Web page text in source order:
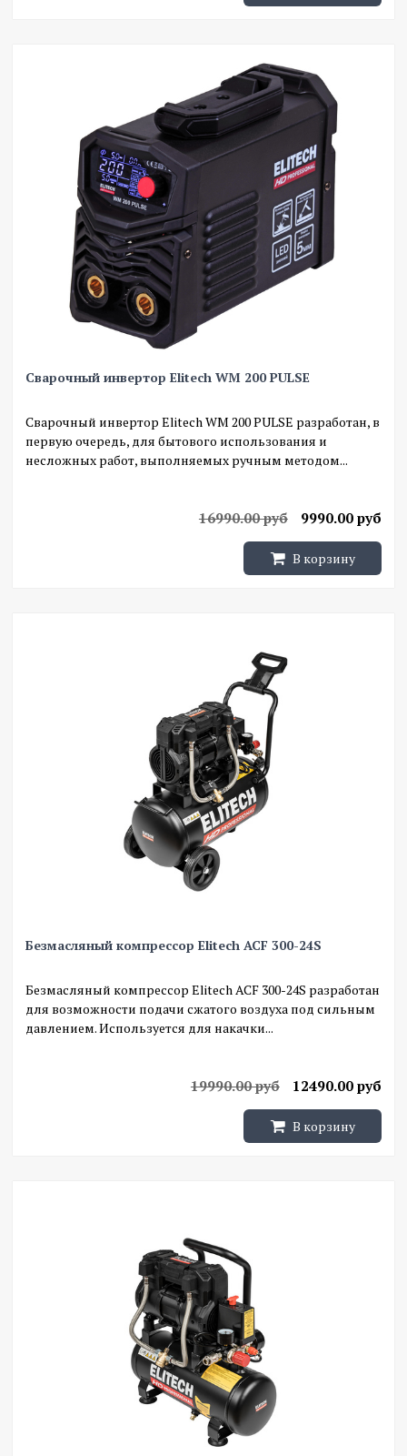
Сварочный инвертор Elitech WM 200 PULSE
Сварочный инвертор Elitech WM 200 PULSE разработан, в
первую очередь, для бытового использования и
несложных работ, выполняемых ручным методом...
9990.00 руб
16990.00 руб
В корзину
Безмасляный компрессор Elitech ACF 300-24S
Безмасляный компрессор Elitech ACF 300-24S разработан
для возможности подачи сжатого воздуха под сильным
давлением. Используется для накачки...
12490.00 руб
19990.00 руб
В корзину